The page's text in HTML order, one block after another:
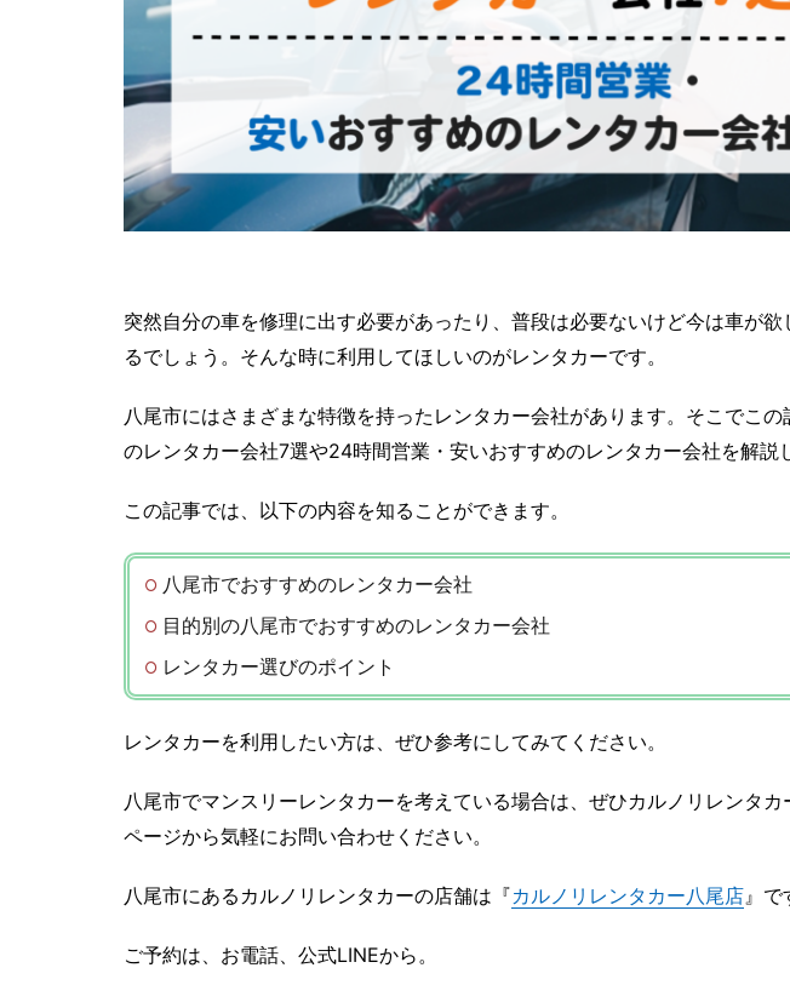
突然自分の車を修理に出す必要があったり、普段は必要ないけど今は車が
るでしょう。そんな時に利用してほしいのがレンタカーです。
八尾市にはさまざまな特徴を持ったレンタカー会社があります。そこでこ
のレンタカー会社7選や24時間営業・安いおすすめのレンタカー会社を解説
この記事では、以下の内容を知ることができます。
八尾市でおすすめのレンタカー会社
目的別の八尾市でおすすめのレンタカー会社
レンタカー選びのポイント
レンタカーを利用したい方は、ぜひ参考にしてみてください。
八尾市でマンスリーレンタカーを考えている場合は、ぜひカルノリレンタ
ページから気軽にお問い合わせください。
八尾市にあるカルノリレンタカーの店舗は『カルノリレンタカー八尾店』で
ご予約は、お電話、公式LINEから。